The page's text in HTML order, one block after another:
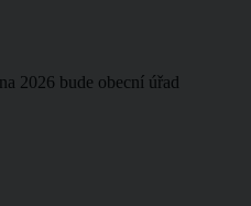
2026 bude obecní úřad